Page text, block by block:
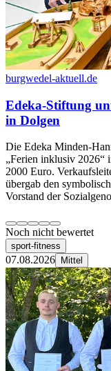
burgwedel-aktuell.de
Edeka-Stiftung
in Dolgen
Die Edeka Minden-
„Ferien inklusiv 2026“
2000 Euro.
übergab den
Vorstand der
Noch nicht bewertet
sport-fitness
07.08.2026 Mittel